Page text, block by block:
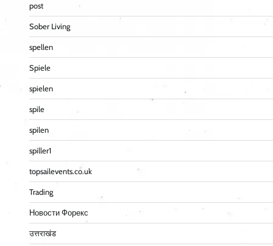
post
Sober Living
spellen
Spiele
spielen
spile
spilen
spiller1
topsailevents.co.uk
Trading
Новости Форекс
उत्तराखंड